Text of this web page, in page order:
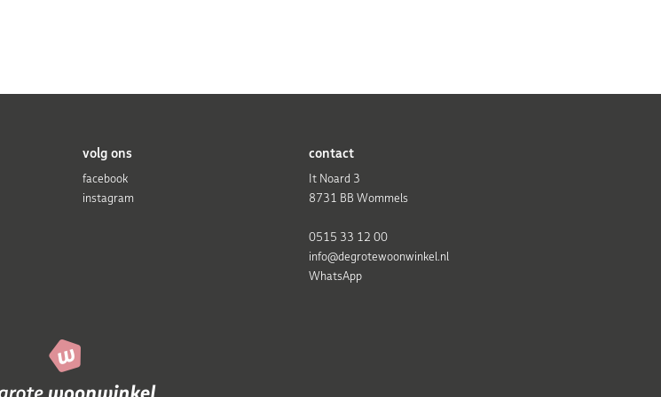
volg ons
facebook
instagram
contact
It Noard 3
8731 BB Wommels
0515 33 12 00
info@degrotewoonwinkel.nl
WhatsApp